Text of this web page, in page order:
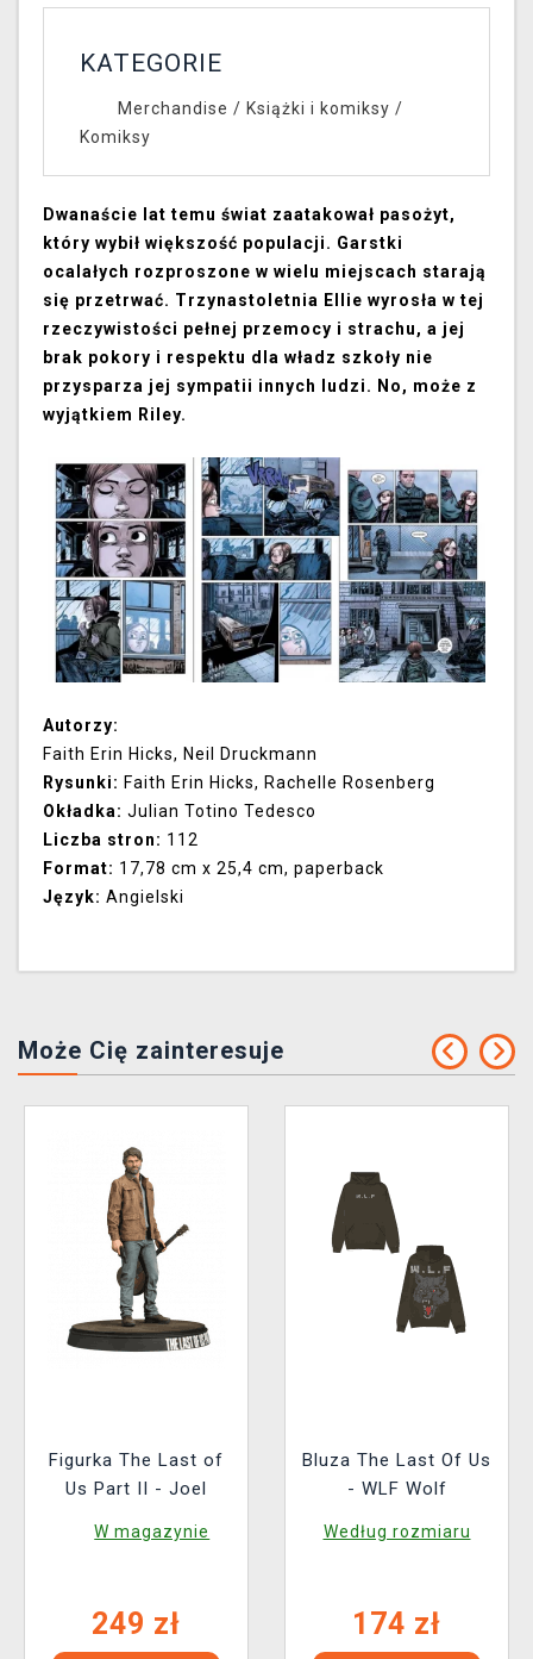
KATEGORIE
Merchandise / Książki i komiksy /
Komiksy
Dwanaście lat temu świat zaatakował pasożyt,
który wybił większość populacji. Garstki
ocalałych rozproszone w wielu miejscach starają
się przetrwać. Trzynastoletnia Ellie wyrosła w tej
rzeczywistości pełnej przemocy i strachu, a jej
brak pokory i respektu dla władz szkoły nie
przysparza jej sympatii innych ludzi. No, może z
wyjątkiem Riley.
Autorzy:
Faith Erin Hicks, Neil Druckmann
Rysunki: Faith Erin Hicks, Rachelle Rosenberg
Okładka: Julian Totino Tedesco
Liczba stron: 112
Format: 17,78 cm x 25,4 cm, paperback
Język: Angielski
Może Cię zainteresuje
Figurka The Last of
Us Part II - Joel
W magazynie
249 zł
Bluza The Last Of Us
- WLF Wolf
Według rozmiaru
174 zł